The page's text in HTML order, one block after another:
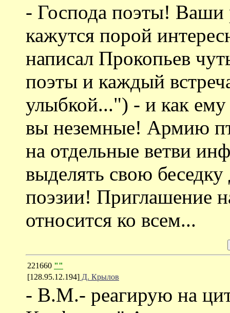
- Господа поэты! Ваши
кажутся порой
написал Прокопьев
поэты и каждый
улыбкой...") - и как
вы неземные! Армию
на отдельные ветви
выделять свою
поэзии! Приглашение
относится ко всем...
221660 ""
[128.95.12.194] Д. Крылов
- В.М.- реагирую на